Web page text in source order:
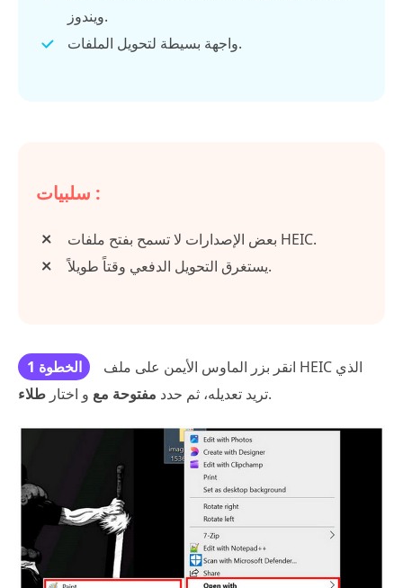
ويندوز.
واجهة بسيطة لتحويل الملفات.
سلبيات :
بعض الإصدارات لا تسمح بفتح ملفات HEIC.
يستغرق التحويل الدفعي وقتاً طويلاً.
الخطوة 1
انقر بزر الماوس الأيمن على ملف HEIC الذي
تريد تعديله، ثم حدد مفتوحة مع و اختار طلاء .